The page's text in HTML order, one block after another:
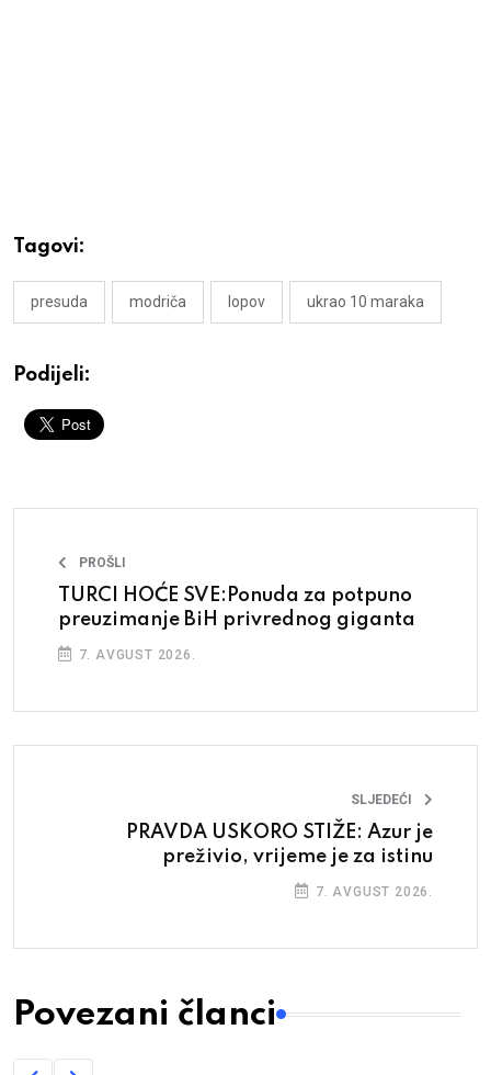
Tagovi:
presuda modriča lopov ukrao 10 maraka
Podijeli:
PROŠLI
TURCI HOĆE SVE:Ponuda za potpuno
preuzimanje BiH privrednog giganta
7. AVGUST 2026.
SLJEDEĆI
PRAVDA USKORO STIŽE: Azur je
preživio, vrijeme je za istinu
7. AVGUST 2026.
Povezani članci